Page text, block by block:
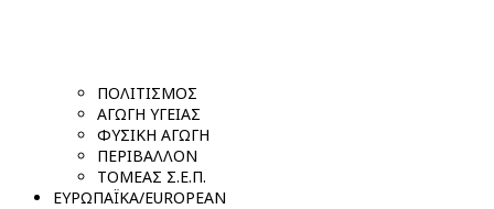
ΠΟΛΙΤΙΣΜΟΣ
ΑΓΩΓΗ ΥΓΕΙΑΣ
ΦΥΣΙΚΗ ΑΓΩΓΗ
ΠΕΡΙΒΑΛΛΟΝ
ΤΟΜΕΑΣ Σ.Ε.Π.
ΕΥΡΩΠΑΪΚΑ/EUROPEAN